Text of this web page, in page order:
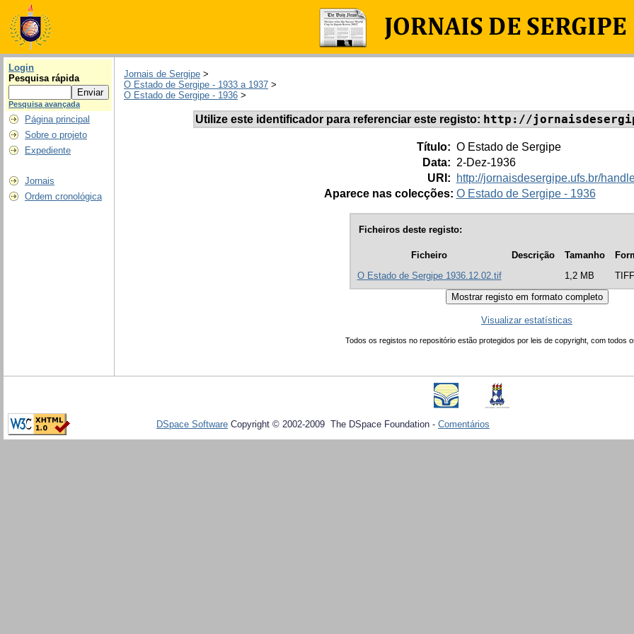
Login
Pesquisa rápida
Pesquisa avançada
Página principal
Sobre o projeto
Expediente
Jornais
Ordem cronológica
Jornais de Sergipe >
O Estado de Sergipe - 1933 a 1937 >
O Estado de Sergipe - 1936 >
Utilize este identificador para referenciar este registo: http://
Título: O Estado de Sergipe
Data: 2-Dez-1936
URI:
http://jornaisdesergipe.ufs.br/
Aparece nas colecções: O Estado de Sergipe - 1936
Ficheiros deste registo:
Ficheiro Descrição Tamanho
O Estado de Sergipe 1936.12.02.tif
1,2 MB TIFF
Visualizar estatísticas
Todos os registos no repositório estão protegidos por leis de copyright, com todos
DSpace Software Copyright © 2002-2009 The DSpace Foundation - Comentários